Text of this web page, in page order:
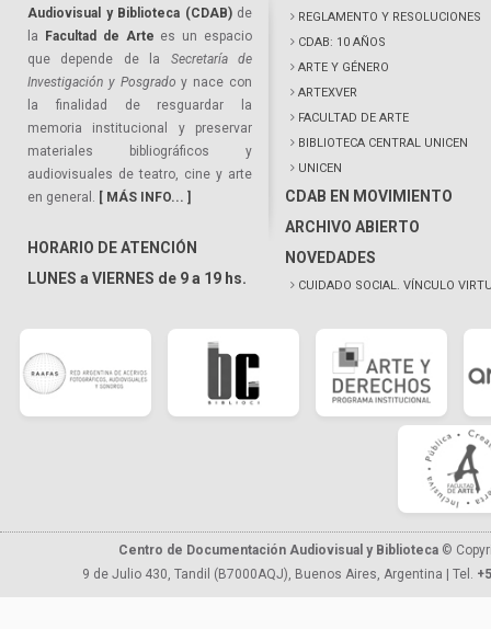
Audiovisual y Biblioteca (CDAB)de
la
Facultad de Arte es un espacio
que depende de la Secretaría de
Investigación y Posgrado y nace con
la finalidad de resguardar la
memoria institucional y preservar
materiales bibliográficos y
audiovisuales de teatro, cine y arte
en general. [ MÁS INFO... ]
HORARIO DE ATENCIÓN
LUNES a VIERNES de 9 a 19 hs.
REGLAMENTO Y RESOLUCIONES
CDAB: 10 AÑOS
ARTE Y GÉNERO
ARTEXVER
FACULTAD DE ARTE
BIBLIOTECA CENTRAL UNICEN
UNICEN
CDAB EN MOVIMIENTO
ARCHIVO ABIERTO
NOVEDADES
CUIDADO SOCIAL. VÍNCULO
Centro de Documentación Audiovisual y Biblioteca ©
9 de Julio 430, Tandil (B7000AQJ), Buenos Aires, Argentina | Tel.